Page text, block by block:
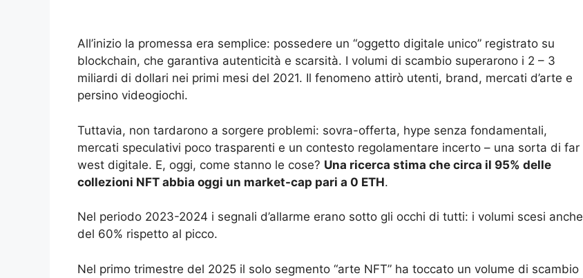
All’inizio la promessa era semplice: possedere un “oggetto digitale unico” registrato su
blockchain, che garantiva autenticità e scarsità. I volumi di scambio superarono i 2 – 3
miliardi di dollari nei primi mesi del 2021. Il fenomeno attirò utenti, brand, mercati d’arte e
persino videogiochi.
Tuttavia, non tardarono a sorgere problemi: sovra-offerta, hype senza fondamentali,
mercati speculativi poco trasparenti e un contesto regolamentare incerto – una sorta di far
west digitale. E, oggi, come stanno le cose? Una ricerca stima che circa il 95% delle
collezioni NFT abbia oggi un market-cap pari a 0 ETH.
Nel periodo 2023-2024 i segnali d’allarme erano sotto gli occhi di tutti: i volumi scesi anche
del 60% rispetto al picco.
Nel primo trimestre del 2025 il solo segmento “arte NFT” ha toccato un volume di scambio